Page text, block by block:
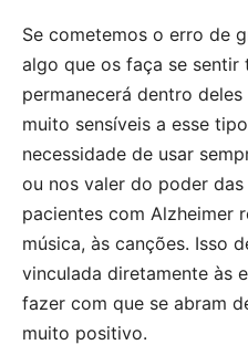
Se cometemos o erro de
algo que os faça se sentir
permanecerá dentro
muito sensíveis a esse
necessidade de usar
ou nos valer do poder
pacientes com Alzheimer
música, às canções. Isso
vinculada diretamente às
fazer com que se abram
muito positivo.